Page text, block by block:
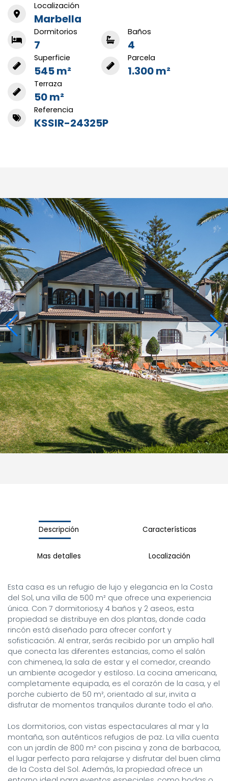
Localización
Marbella
Dormitorios
7
Baños
4
Superficie
545 m²
Parcela
1.300 m²
Terraza
50 m²
Referencia
KSSIR-24325P
Descripción Características
Mas detalles Localización
Esta casa es un refugio de lujo y elegancia en la Costa
del Sol, una villa de 500 m² que ofrece una experiencia
única. Con 7 dormitorios,y 4 baños y 2 aseos, esta
propiedad se distribuye en dos plantas, donde cada
rincón está diseñado para ofrecer confort y
sofisticación. Al entrar, serás recibido por un amplio hall
que conecta las diferentes estancias, como el salón
con chimenea, la sala de estar y el comedor, creando
un ambiente acogedor y estiloso. La cocina americana,
completamente equipada, es el corazón de la casa, y el
porche cubierto de 50 m², orientado al sur, invita a
disfrutar de momentos tranquilos durante todo el año.
Los dormitorios, con vistas espectaculares al mar y la
montaña, son auténticos refugios de paz. La villa cuenta
con un jardín de 800 m² con piscina y zona de barbacoa,
el lugar perfecto para relajarse y disfrutar del buen clima
de la Costa del Sol. Además, la propiedad ofrece un